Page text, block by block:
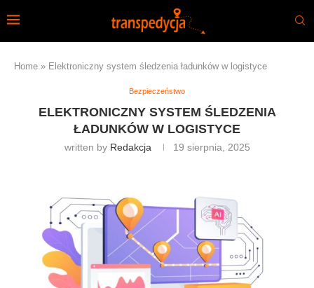
Home » Elektroniczny system śledzenia ładunków w logistyce
Bezpieczeństwo
ELEKTRONICZNY SYSTEM ŚLEDZENIA
ŁADUNKÓW W LOGISTYCE
written by Redakcja 19 sierpnia, 2025